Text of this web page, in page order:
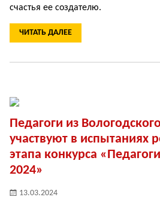
счастья ее создателю.
ЧИТАТЬ ДАЛЕЕ
Педагоги из
участвуют в испытаниях
этапа конкурса
2024»
13.03.2024